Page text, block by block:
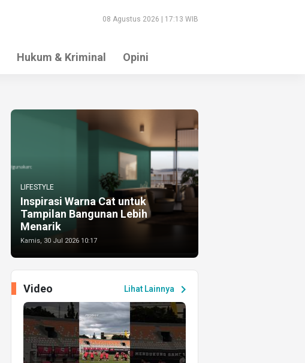
08 Agustus 2026 | 17:13 WIB
Hukum & Kriminal Opini
LIFESTYLE
Inspirasi Warna Cat untuk
Tampilan Bangunan Lebih
Menarik
Kamis, 30 Jul 2026 10:17
Lihat Lainnya chevron_right
Video